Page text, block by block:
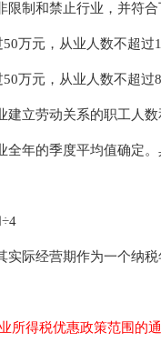
限制和禁止行业，并符
万元，从业人数不超过
万元，从业人数不超过
建立劳动关系的职工人
全年的季度平均值确定
实际经营期作为一个纳
所得税优惠政策范围的